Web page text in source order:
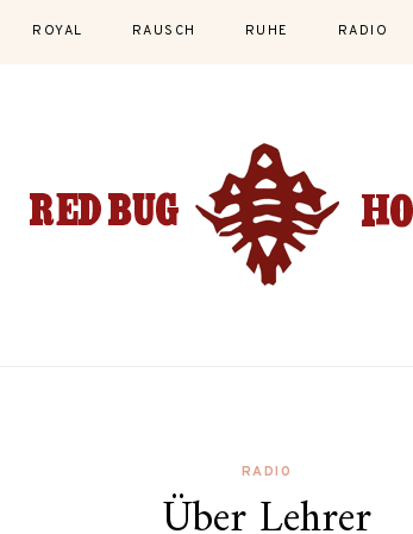
ROYAL RAUSCH RUHE RADIO
RADIO